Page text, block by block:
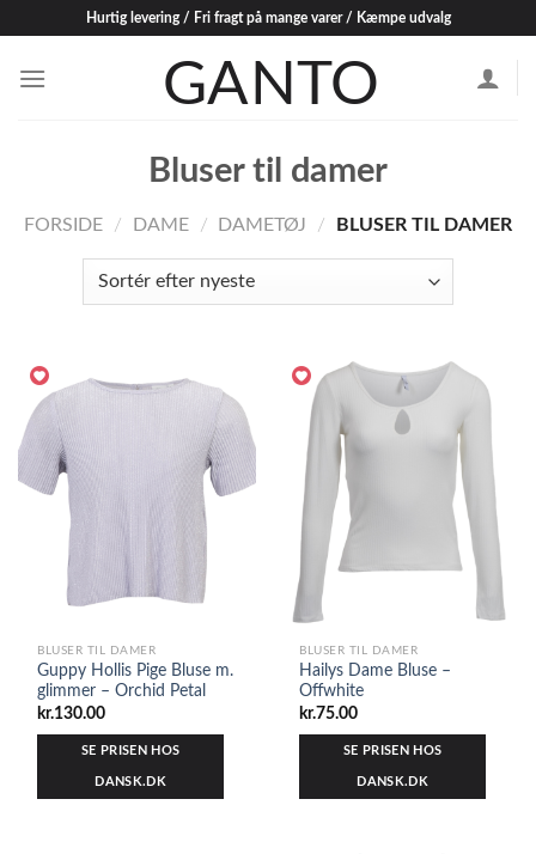
content
Hurtig levering / Fri fragt på mange varer / Kæmpe udvalg
Bluser til damer
FORSIDE / DAME / DAMETØJ / BLUSER TIL DAMER
BLUSER TIL DAMER
Guppy Hollis Pige Bluse m.
glimmer – Orchid Petal
kr.130.00
SE PRISEN HOS
DANSK.DK
BLUSER TIL DAMER
Hailys Dame Bluse –
Offwhite
kr.75.00
SE PRISEN HOS
DANSK.DK